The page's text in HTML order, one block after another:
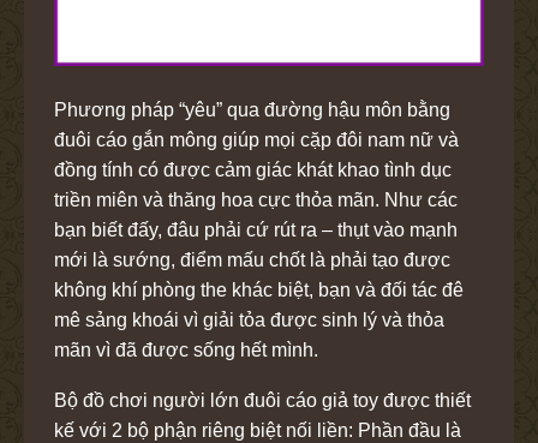
Phương pháp “yêu” qua đường hậu môn bằng
đuôi cáo gắn mông giúp mọi cặp đôi nam nữ và
đồng tính có được cảm giác khát khao tình dục
triền miên và thăng hoa cực thỏa mãn. Như các
bạn biết đấy, đâu phải cứ rút ra – thụt vào mạnh
mới là sướng, điểm mấu chốt là phải tạo được
không khí phòng the khác biệt, bạn và đối tác đê
mê sảng khoái vì giải tỏa được sinh lý và thỏa
mãn vì đã được sống hết mình.
Bộ đồ chơi người lớn đuôi cáo giả toy được thiết
kế với 2 bộ phận riêng biệt nối liền: Phần đầu là